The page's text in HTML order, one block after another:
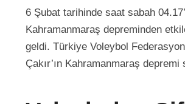
6 Şubat tarihinde saat sabah
Kahramanmaraş depreminden
geldi. Türkiye Voleybol
Çakır’ın Kahramanmaraş